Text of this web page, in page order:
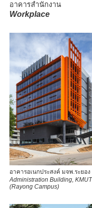
อาคารสำนักงาน
Workplace
อาคารอเนกประสงค์ มจพ.ระยอง
Administration Building,
(Rayong Campus)